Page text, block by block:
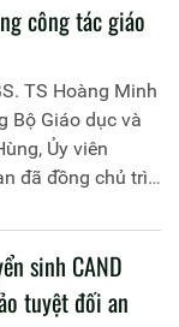
công tác giáo
TS Hoàng Minh
Bộ Giáo dục và
Ủy viên
đã đồng chủ trì
của lực lượng
sinh CAND
tuyệt đối an